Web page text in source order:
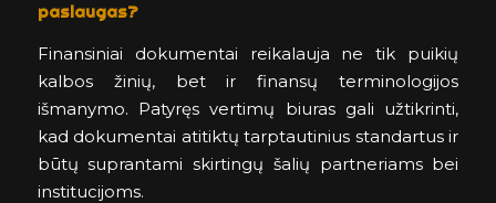
paslaugas?
Finansiniai dokumentai reikalauja ne tik puikių
kalbos žinių, bet ir finansų terminologijos
išmanymo. Patyręs vertimų biuras gali užtikrinti,
kad dokumentai atitiktų tarptautinius standartus ir
būtų suprantami skirtingų šalių partneriams bei
institucijoms.